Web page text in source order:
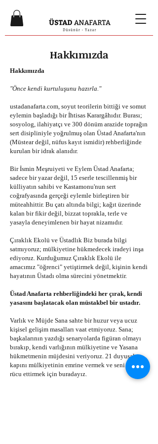
Hakkımızda
Hakkımızda
"Önce kendi kurtuluşunu hazırla."
ustadanafarta.com, soyut teorilerin bittiği ve somut
eylemin başladığı bir İhtisas Karargâhıdır. Burası;
sosyolog, ilahiyatçı ve 300 dönüm arazide toprağın
sert disipliniyle yoğrulmuş olan Üstad Anafarta'nın
(Müstear değil, nüfus kayıt ismidir) rehberliğinde
kurulan bir idrak alanıdır.
Bir İsmin Meşruiyeti ve Eylem Üstad Anafarta;
sadece bir yazar değil, 15 eserle tescillenmiş bir
külliyatın sahibi ve Kastamonu'nun sert
coğrafyasında gerçeği eylemle birleştiren bir
müteahhittir. Bu çatı altında bilgi; kağıt üzerinde
kalan bir fikir değil, bizzat toprakla, terle ve
yasayla deneyimlenen bir hayat nizamıdır.
Çıraklık Ekolü ve Üstadlık Biz burada bilgi
satmıyoruz; mülkiyetine hükmedecek iradeyi inşa
ediyoruz. Kurduğumuz Çıraklık Ekolü ile
amacımız "öğrenci" yetiştirmek değil, kişinin kendi
hayatının Üstadı olma sürecini yönetmektir.
Üstad Anafarta rehberliğindeki her çırak, kendi
yasasını başlatacak olan müstakbel bir ustadır.
Varlık ve Müjde Sana sahte bir huzur veya ucuz
kişisel gelişim masalları vaat etmiyoruz. Sana;
başkalarının yazdığı senaryolarda figüran olmayı
bırakıp, kendi varlığının mülkiyetine ve Yasana
hükmetmenin müjdesini veriyoruz. 21 duyusal
kapını mülkiyetinin emrine vermek ve seni aslına
rücu ettirmek için buradayız.